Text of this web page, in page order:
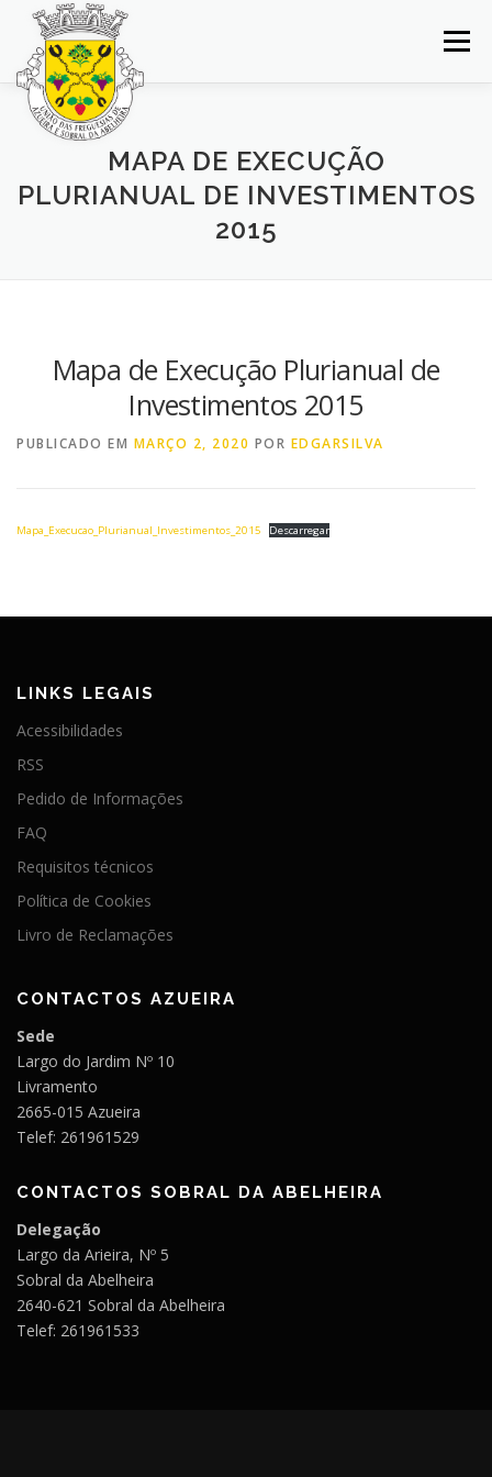
Saltar
conteúdo
Menu
INÍCIO JUNTA DE FREGUESIA
BALCÃO VIRTUAL NOTÍCIAS MAPA
MAPA DE EXECUÇÃO
PLURIANUAL DE INVESTIMENTOS
2015
Mapa de Execução Plurianual de
Investimentos 2015
PUBLICADO EM MARÇO 2, 2020 POR EDGARSILVA
Mapa_Execucao_Plurianual_Investimentos_2015 Descarregar
LINKS LEGAIS
Acessibilidades
RSS
Pedido de Informações
FAQ
Requisitos técnicos
Política de Cookies
Livro de Reclamações
CONTACTOS AZUEIRA
Sede
Largo do Jardim Nº 10
Livramento
2665-015 Azueira
Telef: 261961529
CONTACTOS SOBRAL DA ABELHEIRA
Delegação
Largo da Arieira, Nº 5
Sobral da Abelheira
2640-621 Sobral da Abelheira
Telef: 261961533